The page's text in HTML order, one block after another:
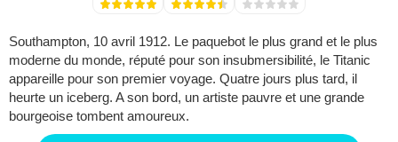
Southampton, 10 avril 1912. Le paquebot le plus grand et le plus
moderne du monde, réputé pour son insubmersibilité, le Titanic
appareille pour son premier voyage. Quatre jours plus tard, il
heurte un iceberg. A son bord, un artiste pauvre et une grande
bourgeoise tombent amoureux.